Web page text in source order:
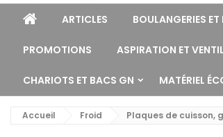
ARTICLES BOULANGERIES ET
PROMOTIONS ASPIRATION ET
CHARIOTS ET BACS GN MATÉRIEL
Accueil Froid Plaques de cuisson,